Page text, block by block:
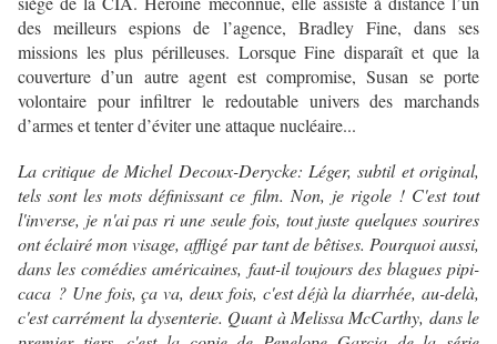
des meilleurs espions de l’agence, Bradley Fine, dans ses
missions les plus périlleuses. Lorsque Fine disparaît et que la
couverture d’un autre agent est compromise, Susan se porte
volontaire pour infiltrer le redoutable univers des marchands
d’armes et tenter d’éviter une attaque nucléaire...
La critique de Michel Decoux-Derycke: Léger, subtil et original,
tels sont les mots définissant ce film. Non, je rigole ! C'est tout
l'inverse, je n'ai pas ri une seule fois, tout juste quelques sourires
ont éclairé mon visage, affligé par tant de bêtises. Pourquoi aussi,
dans les comédies américaines, faut-il toujours des blagues pipi-
caca ? Une fois, ça va, deux fois, c'est déjà la diarrhée, au-delà,
c'est carrément la dysenterie. Quant à Melissa McCarthy, dans le